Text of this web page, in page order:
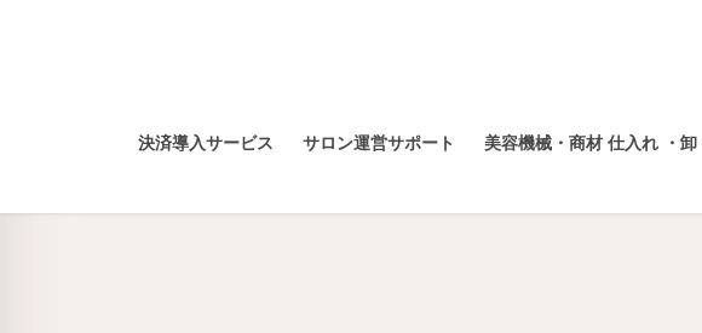
決済導入サービス サロン運営サポート 美容機械・商材 仕入れ ・